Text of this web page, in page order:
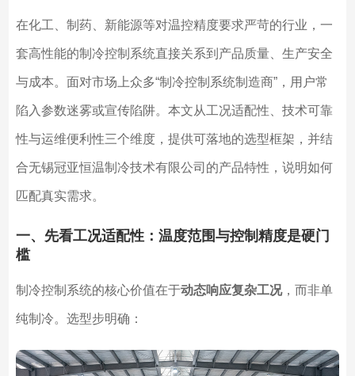
在化工、制药、新能源等对温控精度要求严苛的行业，一
套高性能的制冷控制系统直接关系到产品质量、生产安全
与成本。面对市场上众多“制冷控制系统制造商”，用户常
陷入参数迷雾或宣传陷阱。本文从工况适配性、技术可靠
性与运维便利性三个维度，提供可落地的选型框架，并结
合无锡冠亚恒温制冷技术有限公司的产品特性，说明如何
匹配真实需求。
一、先看工况适配性：温度范围与控制精度是硬门
槛
制冷控制系统的核心价值在于动态响应复杂工况，而非单
纯制冷。选型步明确：